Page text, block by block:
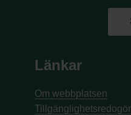
Länkar
Om webbplatsen